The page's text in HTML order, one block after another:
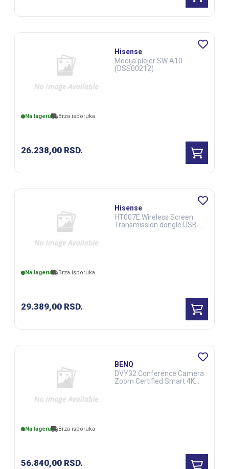
Na lageru Brza isporuka
26.238,00 RSD.
Hisense
Medija plejer SW A10
(DSS00212)
Na lageru Brza isporuka
29.389,00 RSD.
Hisense
HT007E Wireless Screen
Transmission dongle USB-C
Na lageru Brza isporuka
56.840,00 RSD.
BENQ
DVY32 Conference Camera
Zoom Certified Smart 4K